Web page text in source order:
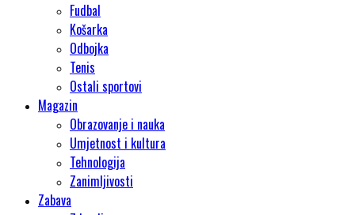
Fudbal
Košarka
Odbojka
Tenis
Ostali sportovi
Magazin
Obrazovanje i nauka
Umjetnost i kultura
Tehnologija
Zanimljivosti
Zabava